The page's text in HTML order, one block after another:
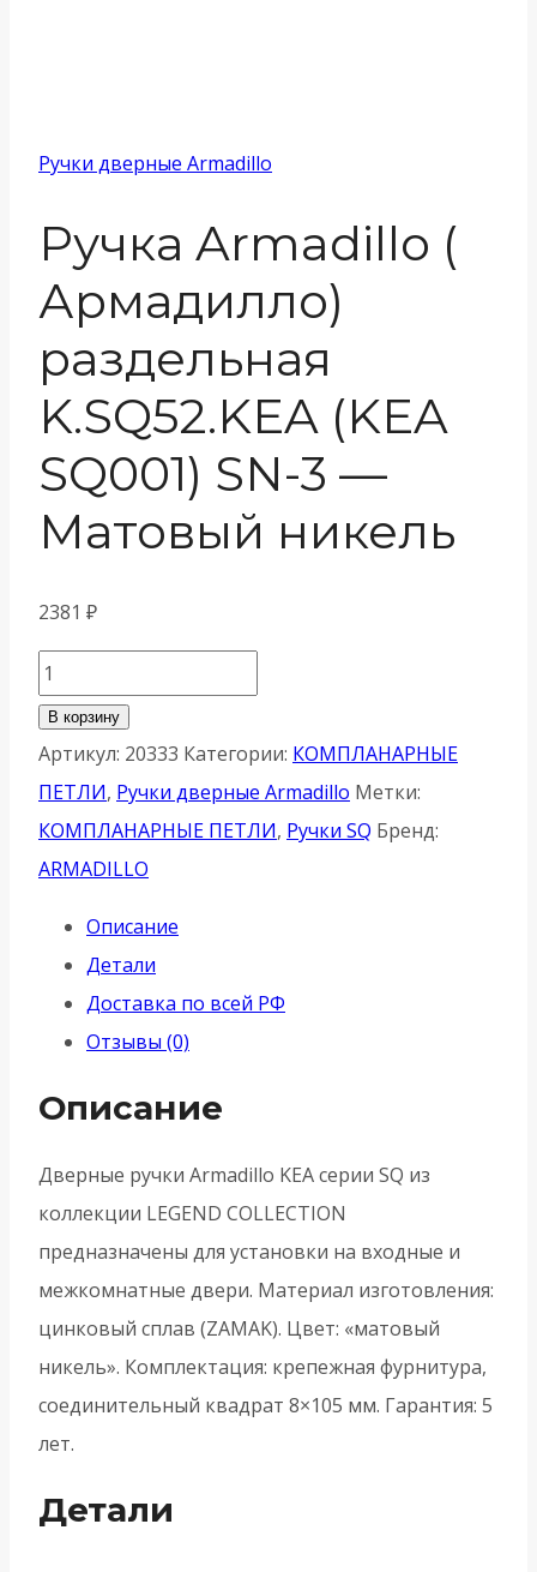
Ручки дверные Armadillo
Ручка Armadillo (
Армадилло)
раздельная
K.SQ52.KEA (KEA
SQ001) SN-3 —
Матовый никель
2381 ₽
Количество
товара
Ручка
Armadillo
(
Армадилло)
K.SQ52.KEA
(KEA
SQ001)
SN-
3
Матовый
никель
В корзину
Артикул: 20333 Категории: КОМПЛАНАРНЫЕ
ПЕТЛИ, Ручки дверные Armadillo Метки:
КОМПЛАНАРНЫЕ ПЕТЛИ, Ручки SQ Бренд:
ARMADILLO
Описание
Детали
Доставка по всей РФ
Отзывы (0)
Описание
Дверные ручки Armadillo KEA серии SQ из
коллекции LEGEND COLLECTION
предназначены для установки на входные и
межкомнатные двери. Материал изготовления:
цинковый сплав (ZAMAK). Цвет: «матовый
никель». Комплектация: крепежная фурнитура,
соединительный квадрат 8×105 мм. Гарантия: 5
лет.
Детали